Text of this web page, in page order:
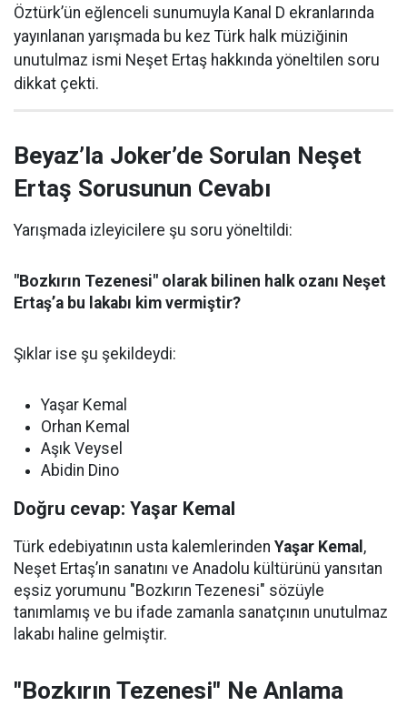
Öztürk’ün eğlenceli sunumuyla Kanal D ekranlarında
yayınlanan yarışmada bu kez Türk halk müziğinin
unutulmaz ismi Neşet Ertaş hakkında yöneltilen soru
dikkat çekti.
Beyaz’la Joker’de Sorulan Neşet
Ertaş Sorusunun Cevabı
Yarışmada izleyicilere şu soru yöneltildi:
"Bozkırın Tezenesi" olarak bilinen halk ozanı Neşet
Ertaş’a bu lakabı kim vermiştir?
Şıklar ise şu şekildeydi:
Yaşar Kemal
Orhan Kemal
Aşık Veysel
Abidin Dino
Doğru cevap: Yaşar Kemal
Türk edebiyatının usta kalemlerinden Yaşar Kemal ,
Neşet Ertaş’ın sanatını ve Anadolu kültürünü yansıtan
eşsiz yorumunu "Bozkırın Tezenesi" sözüyle
tanımlamış ve bu ifade zamanla sanatçının unutulmaz
lakabı haline gelmiştir.
"Bozkırın Tezenesi" Ne Anlama